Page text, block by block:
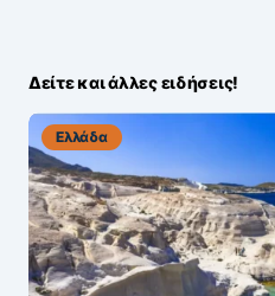
Δείτε και άλλες ειδήσεις!
Ελλάδα